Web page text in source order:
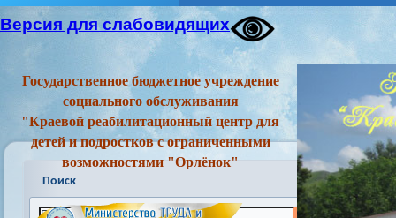
Версия для слабовидящих
Государственное бюджетное учреждение
социального обслуживания
"Краевой реабилитационный центр для
детей и подростков с ограниченными
возможностями "Орлёнок"
Поиск